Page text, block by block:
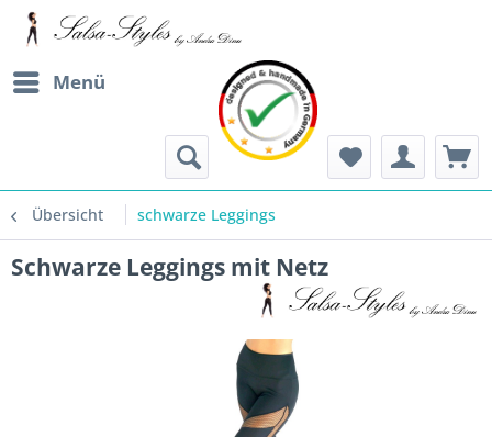
Menü
Übersicht schwarze Leggings
Schwarze Leggings mit Netz